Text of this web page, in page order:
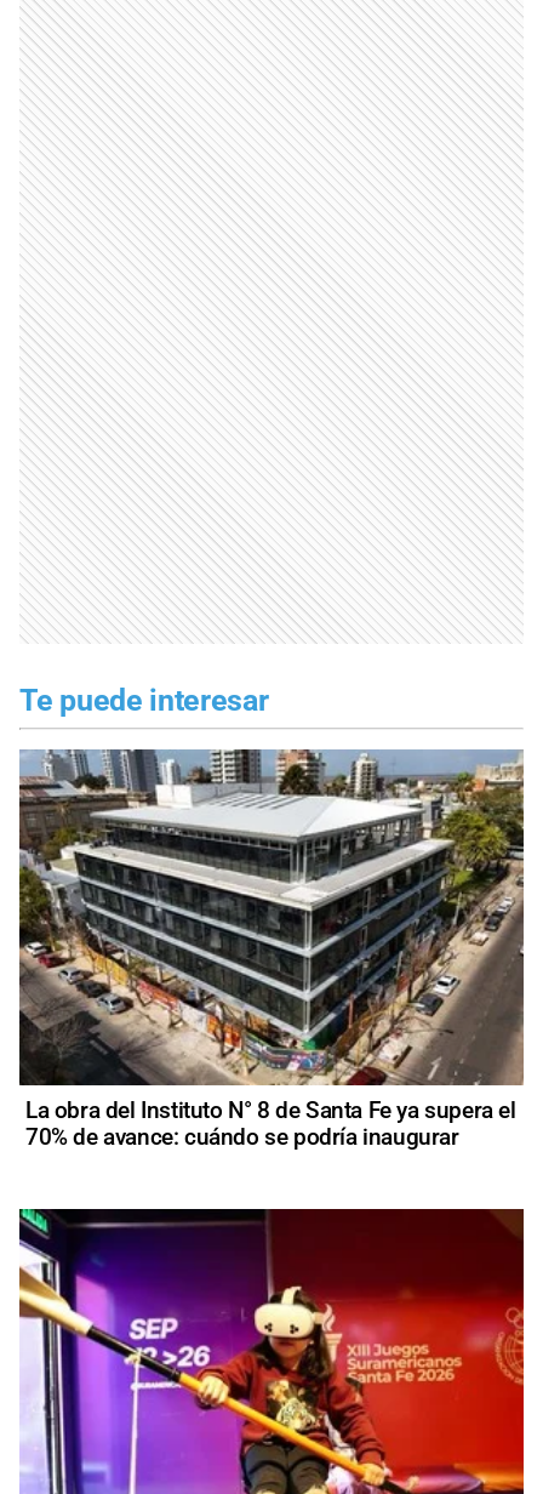
Te puede interesar
La obra del Instituto N° 8 de Santa Fe ya supera el
70% de avance: cuándo se podría inaugurar